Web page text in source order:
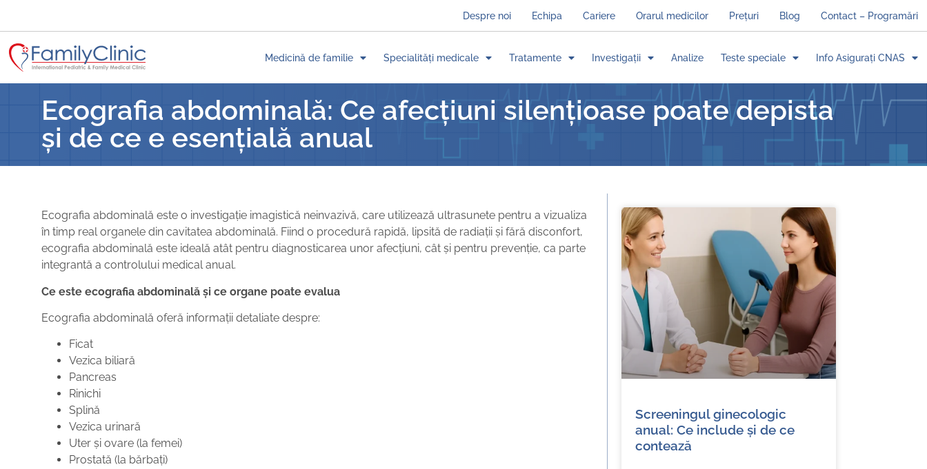
Despre noi Echipa Cariere Orarul medicilor Prețuri Blog Contact – Programări
Medicină de familie Specialități medicale Tratamente Investigații Analize Teste speciale Info Asigurați CNAS
Ecografia abdominală: Ce afecțiuni silențioase poate depista
și de ce e esențială anual
Ecografia abdominală este o investigație imagistică neinvazivă, care utilizează ultrasunete pentru a vizualiza
în timp real organele din cavitatea abdominală. Fiind o procedură rapidă, lipsită de radiații și fără disconfort,
ecografia abdominală este ideală atât pentru diagnosticarea unor afecțiuni, cât și pentru prevenție, ca parte
integrantă a controlului medical anual.
Ce este ecografia abdominală și ce organe poate evalua
Ecografia abdominală oferă informații detaliate despre:
Ficat
Vezica biliară
Pancreas
Rinichi
Splină
Vezica urinară
Uter și ovare (la femei)
Prostată (la bărbați)
Screeningul ginecologic
anual: Ce include și de ce
contează